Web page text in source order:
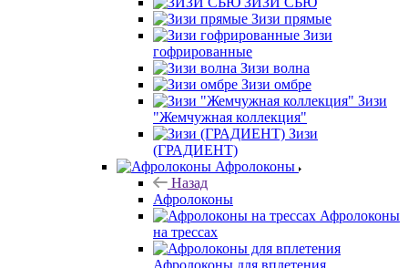
Зизи прямые
Зизи
гофрированные
Зизи волна
Зизи омбре
Зизи
"Жемчужная коллекция"
Зизи
(ГРАДИЕНТ)
Афролоконы
Назад
Афролоконы
Афролоконы
на трессах
Афролоконы для вплетения